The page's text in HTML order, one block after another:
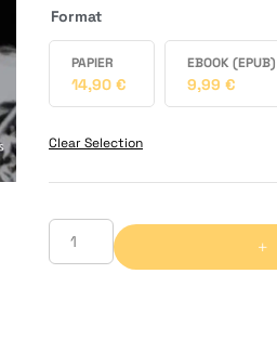
Format
PAPIER
14,90 €
EBOOK (EPUB)
9,99 €
Clear Selection